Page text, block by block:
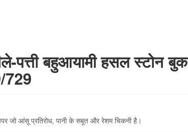
पत्ती बहुआयामी हसल स्टोन बुक
729
जो आंसू प्रतिरोध, पानी के सबूत और रेशम चिकनी है।